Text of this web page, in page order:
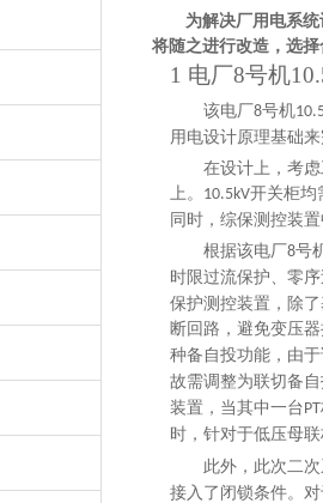
为解决厂用电系
将随之进行改造，选
1 电厂8号机
该电厂8号机
用电设计原理基础
在设计上，考
上。 10.5kV开关柜均
同时，综保测控装
根据该电厂8号
时限过流保护、零
保护测控装置，除
断回路，避免变压
种备自投功能，由于
故需调整为联切备
装置，当其中一台PT
时，针对于低压母
此外，此次二
接入了闭锁条件。